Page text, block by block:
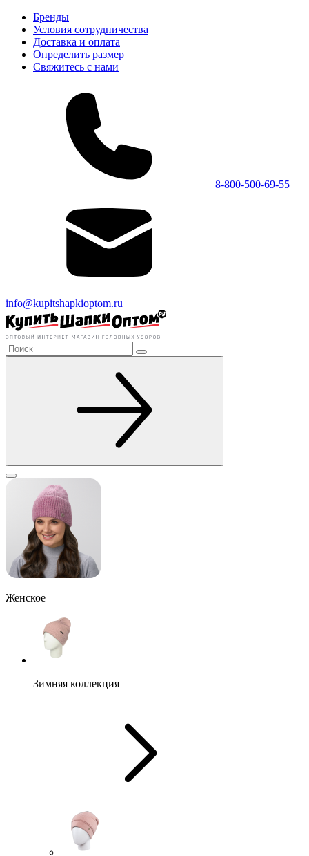
Бренды
Условия сотрудничества
Доставка и оплата
Определить размер
Свяжитесь с нами
8-800-500-69-55
info@kupitshapkioptom.ru
Женское
Зимняя коллекция